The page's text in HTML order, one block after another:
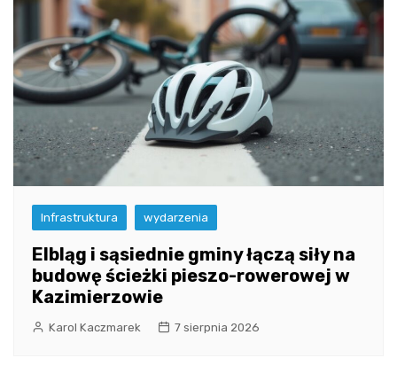
Infrastruktura wydarzenia
Elbląg i sąsiednie gminy łączą siły na
budowę ścieżki pieszo-rowerowej w
Kazimierzowie
Karol Kaczmarek 7 sierpnia 2026